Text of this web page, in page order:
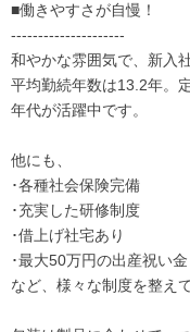
■働きやすさが自慢！
---------------------
和やかな雰囲気で、新入
平均勤続年数は13.2年。
年代が活躍中です。
他にも、
･各種社会保険完備
･充実した研修制度
･借上げ社宅あり
･最大50万円の出産祝い金
など、様々な制度を整え